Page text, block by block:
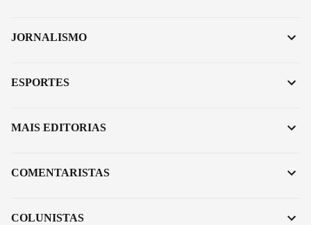
JORNALISMO
ESPORTES
MAIS EDITORIAS
COMENTARISTAS
COLUNISTAS